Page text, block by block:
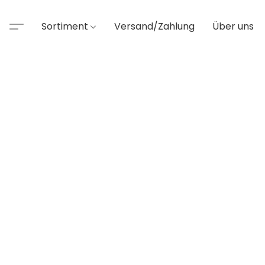
Sortiment Versand/Zahlung Über uns